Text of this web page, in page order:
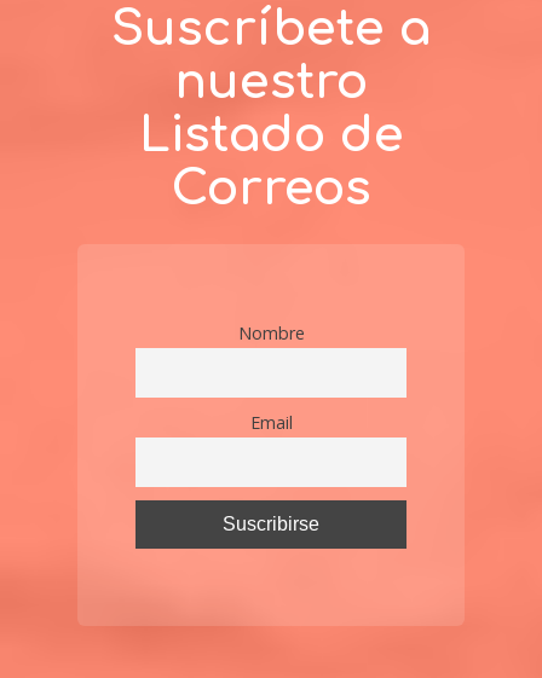
Suscríbete a
nuestro
Listado de
Correos
Nombre
Email